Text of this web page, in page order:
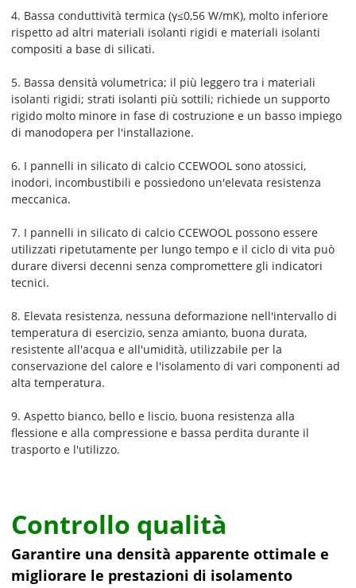
4. Bassa conduttività termica (γ≤0,56 W/mK), molto inferiore
rispetto ad altri materiali isolanti rigidi e materiali isolanti
compositi a base di silicati.
5. Bassa densità volumetrica; il più leggero tra i materiali
isolanti rigidi; strati isolanti più sottili; richiede un supporto
rigido molto minore in fase di costruzione e un basso impiego
di manodopera per l'installazione.
6. I pannelli in silicato di calcio CCEWOOL sono atossici,
inodori, incombustibili e possiedono un'elevata resistenza
meccanica.
7. I pannelli in silicato di calcio CCEWOOL possono essere
utilizzati ripetutamente per lungo tempo e il ciclo di vita può
durare diversi decenni senza compromettere gli indicatori
tecnici.
8. Elevata resistenza, nessuna deformazione nell'intervallo di
temperatura di esercizio, senza amianto, buona durata,
resistente all'acqua e all'umidità, utilizzabile per la
conservazione del calore e l'isolamento di vari componenti ad
alta temperatura.
9. Aspetto bianco, bello e liscio, buona resistenza alla
flessione e alla compressione e bassa perdita durante il
trasporto e l'utilizzo.
Controllo qualità
Garantire una densità apparente ottimale e
migliorare le prestazioni di isolamento